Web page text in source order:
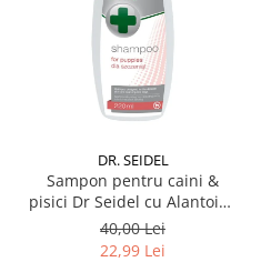
DR. SEIDEL
Sampon pentru caini &
pisici Dr Seidel cu Alantoina
220 ml
40,00 Lei
22,99 Lei